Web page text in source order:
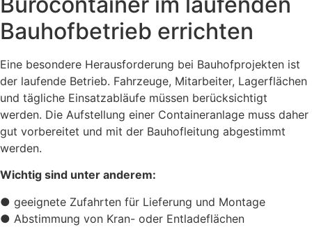
Bauhofbetrieb errichten
Eine besondere Herausforderung bei Bauhofprojekten ist
der laufende Betrieb. Fahrzeuge, Mitarbeiter, Lagerflächen
und tägliche Einsatzabläufe müssen berücksichtigt
werden. Die Aufstellung einer Containeranlage muss daher
gut vorbereitet und mit der Bauhofleitung abgestimmt
werden.
Wichtig sind unter anderem:
● geeignete Zufahrten für Lieferung und Montage
● Abstimmung von Kran- oder Entladeflächen